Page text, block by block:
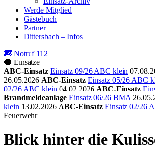
Werde Mitglied
Gästebuch
Partner
Dittersbach – Infos
🚒 Notruf 112
🔴 Einsätze
ABC-Einsatz Einsatz 09/26 ABC klein
26.05.2026 ABC-Einsatz Einsatz 05/26 ABC
02/26 ABC klein 04.02.2026 ABC-Einsatz
Brandmeldeanlage Einsatz 06/26 BMA
klein 13.02.2026 ABC-Einsatz Einsatz 02/26
Feuerwehr
Blick hinter die